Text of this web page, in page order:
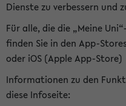
Dienste zu verbessern und
Für alle, die die „Meine
finden Sie in den App-
oder iOS (Apple App-Store)
Informationen zu den
diese Infoseite: